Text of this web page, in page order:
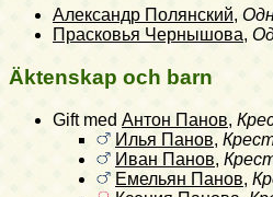
Александр Полянский,
Прасковья Чернышова,
Äktenskap och barn
Gift med Антон Панов,
Илья Панов,
Иван Панов,
Емельян Панов,